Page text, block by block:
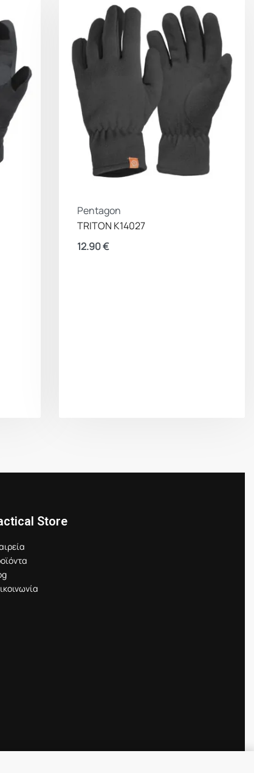
Pentagon
TRITON K14027
12.90€
Store